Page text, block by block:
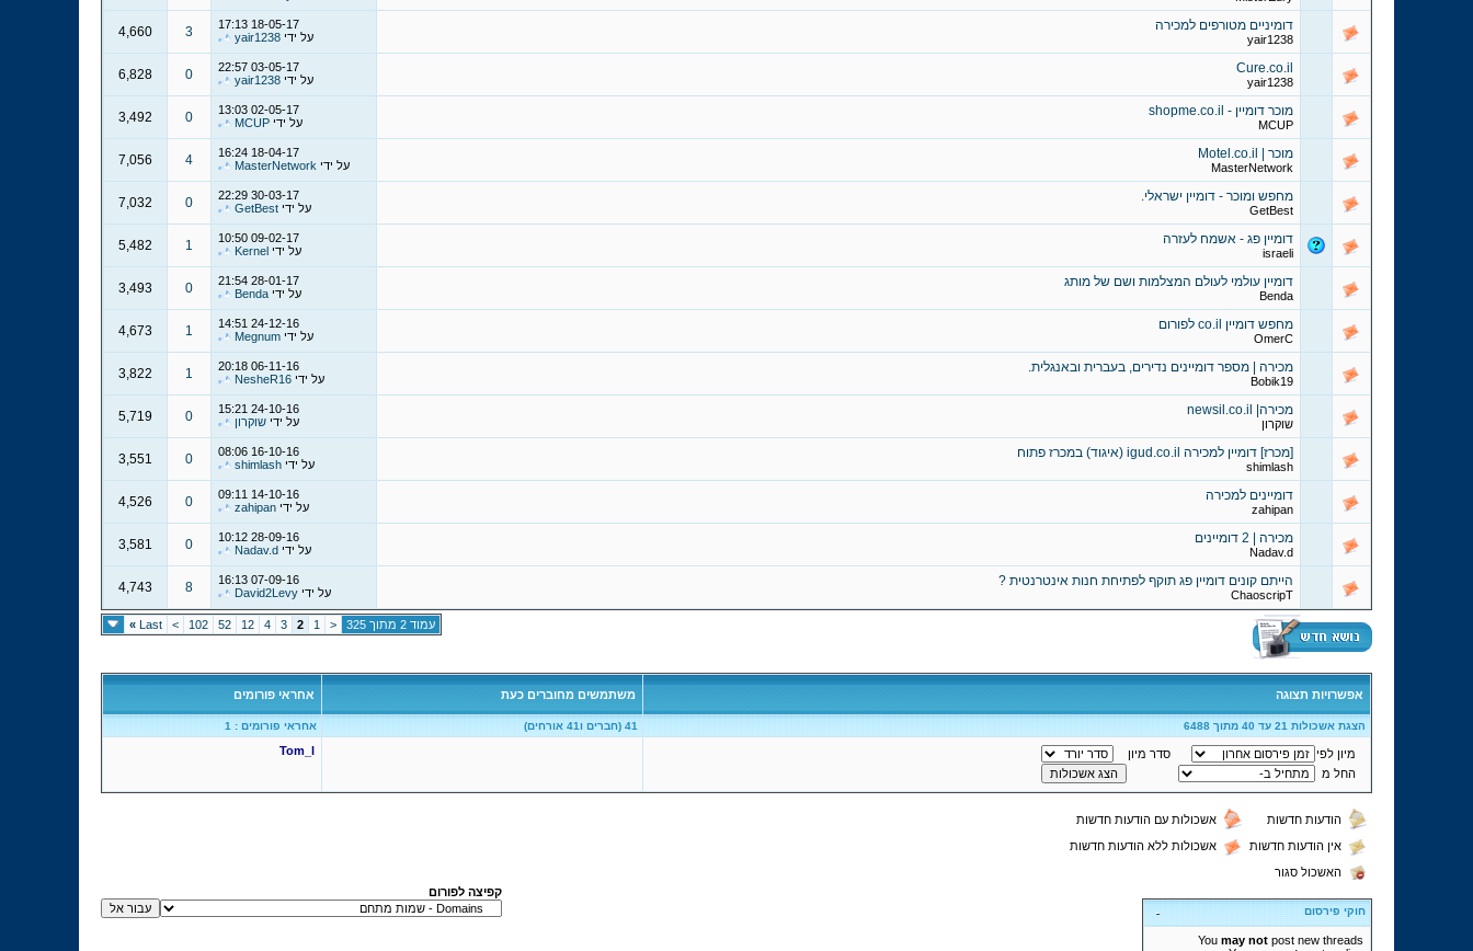
דומיניים מטורפים למכירה
yair1238
18-05-17
17:13
על ידי yair1238
3
4,660
Cure.co.il
yair1238
03-05-17
22:57
על ידי yair1238
0
6,828
מוכר דומיין - shopme.co.il
MCUP
02-05-17
13:03
על ידי MCUP
0
3,492
מוכר | Motel.co.il
MasterNetwork
18-04-17
16:24
על ידי MasterNetwork
4
7,056
מחפש ומוכר - דומיין ישראלי.
GetBest
30-03-17
22:29
על ידי GetBest
0
7,032
דומיין פג - אשמח לעזרה
israeli
09-02-17
10:50
על ידי Kernel
1
5,482
דומיין עולמי לעולם המצלמות ושם של מותג
Benda
28-01-17
21:54
על ידי Benda
0
3,493
מחפש דומיין co.il לפורום
OmerC
24-12-16
14:51
על ידי Megnum
1
4,673
מכירה | מספר דומיינים נדירים, בעברית ובאנגלית.
Bobik19
06-11-16
20:18
על ידי NesheR16
1
3,822
מכירה| newsil.co.il
שוקרון
24-10-16
15:21
על ידי שוקרון 0
5,719
[מכרז] דומיין למכירה igud.co.il (איגוד) במכרז פתוח
shimlash
16-10-16
08:06
על ידי shimlash
0
3,551
דומיינים למכירה
zahipan
14-10-16
09:11
על ידי zahipan
0
4,526
מכירה | 2 דומיינים
Nadav.d
28-09-16
10:12
על ידי Nadav.d
0
3,581
הייתם קונים דומיין פג תוקף לפתיחת חנות אינטרנטית ?
ChaoscripT
07-09-16
16:13
על ידי David2Levy
8
4,743
עמוד 2 מתוך 325 <
1
2
3
4
12
52
102
>
Last
»
אפשרויות תצוגה משתמשים מחוברים כעת אחראי פורומים
הצגת אשכולות 21 עד 40 מתוך 6488 41 (חברים ו41 אורחים) אחראי פורומים : 1
מיון לפי
סדר מיון
החל מ
Tom_l
הודעות חדשות
אשכולות עם הודעות חדשות
אין הודעות חדשות
אשכולות ללא הודעות חדשות
האשכול סגור
חוקי פירסום
You may not post new threads
קפיצה לפורום